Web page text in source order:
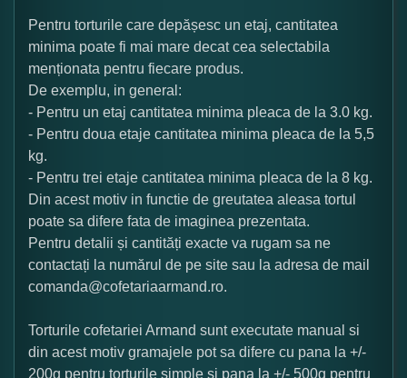
Pentru torturile care depășesc un etaj, cantitatea
minima poate fi mai mare decat cea selectabila
menționata pentru fiecare produs.
De exemplu, in general:
- Pentru un etaj cantitatea minima pleaca de la 3.0 kg.
- Pentru doua etaje cantitatea minima pleaca de la 5,5
kg.
- Pentru trei etaje cantitatea minima pleaca de la 8 kg.
Din acest motiv in functie de greutatea aleasa tortul
poate sa difere fata de imaginea prezentata.
Pentru detalii și cantități exacte va rugam sa ne
contactați la numărul de pe site sau la adresa de mail
comanda@cofetariaarmand.ro.
Torturile cofetariei Armand sunt executate manual si
din acest motiv gramajele pot sa difere cu pana la +/-
200g pentru torturile simple si pana la +/- 500g pentru